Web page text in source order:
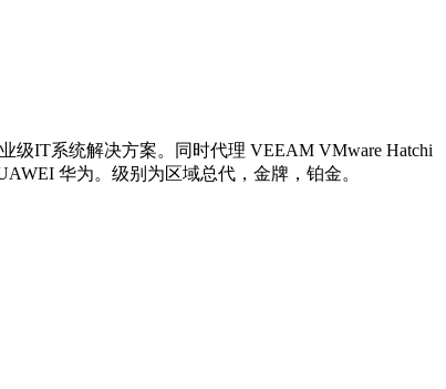
级IT系统解决方案。同时代理 VEEAM VMware Hatchi
华为。级别为区域总代，金牌，铂金。